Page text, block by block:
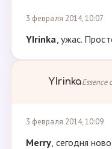
3 февраля 2014, 10:07
YIrinka, ужас.
YIrinkaEssence
3 февраля 2014, 10:09
Merry, сегодня